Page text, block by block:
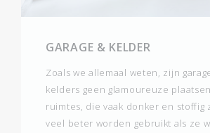
GARAGE & KELDER
Zoals we allemaal weten, zijn
kelders geen glamoureuze
ruimtes, die vaak donker en stoffig
veel beter worden gebruikt als ze